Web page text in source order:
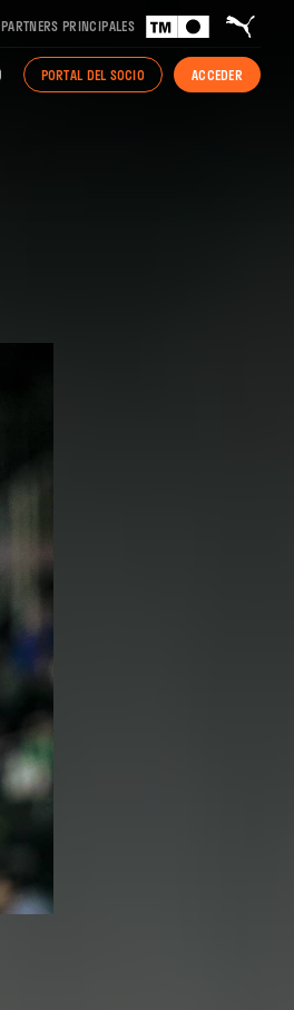
PARTNERS PRINCIPALES
PORTAL DEL SOCIO ACCEDER